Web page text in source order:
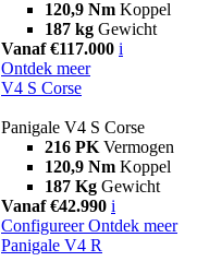
120,9 Nm Koppel
187 kg Gewicht
Vanaf €117.000 i
Ontdek meer
V4 S Corse
Panigale V4 S Corse
216 PK Vermogen
120,9 Nm Koppel
187 Kg Gewicht
Vanaf €42.990 i
Configureer Ontdek meer
Panigale V4 R